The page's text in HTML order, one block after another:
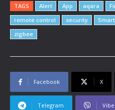
TAGS Alert App aqara
remote control
security Smart
zigbee
Facebook X
Telegram